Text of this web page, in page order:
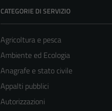
CATEGORIE DI SERVIZIO
Agricoltura e pesca
Ambiente ed Ecologia
Anagrafe e stato civile
Appalti pubblici
Autorizzazioni